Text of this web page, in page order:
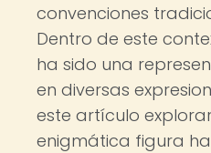
convenciones
Dentro de este
ha sido una
en diversas
este artículo
enigmática figura